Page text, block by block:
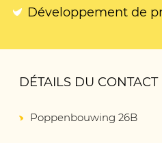
Développement de
DÉTAILS DU CONTACT
Poppenbouwing 26B